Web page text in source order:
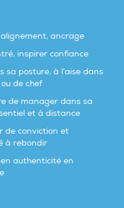
alignement, ancrage
inspirer confiance
sa posture, à l’aise dans
de chef
de manager dans sa
et à distance
de conviction et
à rebondir
authenticité en